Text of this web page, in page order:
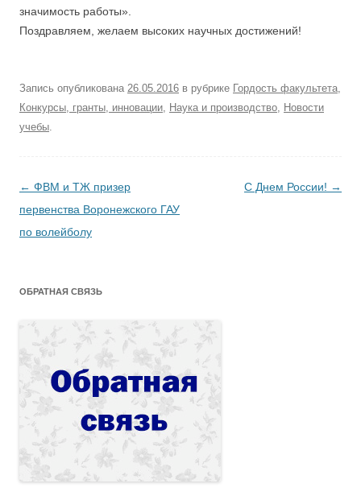
значимость работы».
Поздравляем, желаем высоких научных достижений!
Запись опубликована 26.05.2016 в рубрике Гордость факультета,
Конкурсы, гранты, инновации, Наука и производство, Новости
учебы.
Навигация по записям
← ФВМ и ТЖ призер
первенства Воронежского ГАУ
по волейболу
С Днем России! →
ОБРАТНАЯ СВЯЗЬ